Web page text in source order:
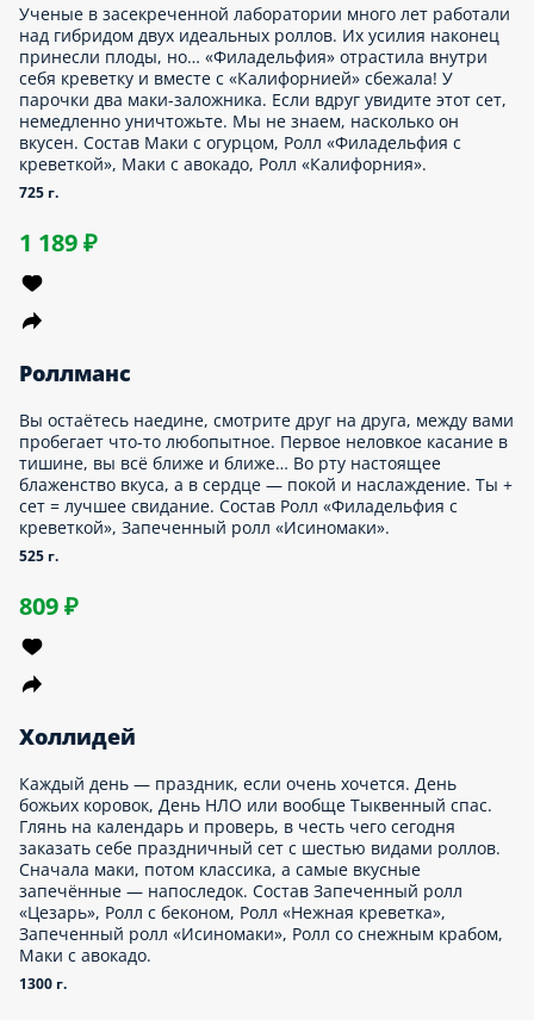
запрыгнул бы в хиппи-вагончик и под Дженис Джоплин и
Биттлз погнал покорять все штаты Америки. Мы бы начали с
солнечного пляжа Малибу и аллеи славы в Калифорнии. Там
и до Филадельфии недалеко! А мы организуем трипы по
Америке. Недорого. Мелким шрифтом: из вкусных роллов на
твоей тарелке. Состав Запеченный ролл «Малибу», Ролл
«Филадельфия с креветкой», Ролл «Нежная креветка», Маки с
огурцом, Ролл «Калифорния».
1085 г.
Компаньероллс
компаньеро лежит через сытный сет с запечёнными роллами.
курицей — роллы всех мастей покорят твоих амигос! Состав
Ролл «Хрустящий Цезарь», Ролл с тунцом и креветкой,
Запеченный ролл с куриными стрипсами и беконом,
Запеченный «Шичими-ролл» с креветкой.
955 г.
1 429 ₽
роллы и пошла кайфовать под видосы «Искателей
соевый соус! Состав Запеченный ролл «Цезарь», Запеченный
ролл «Шиитаке».
500 г.
579 ₽
Обед молчания
Когда я ем, я глух и нем. Но когда кто-то пытается стащить у
меня ролл «Цезарь» или — упаси его 47 ронинов — ролл
«Тигровая креветка»… Харакири будет слишком милосердно!
Состав Ролл «Нежная креветка», Запеченный ролл «Цезарь».